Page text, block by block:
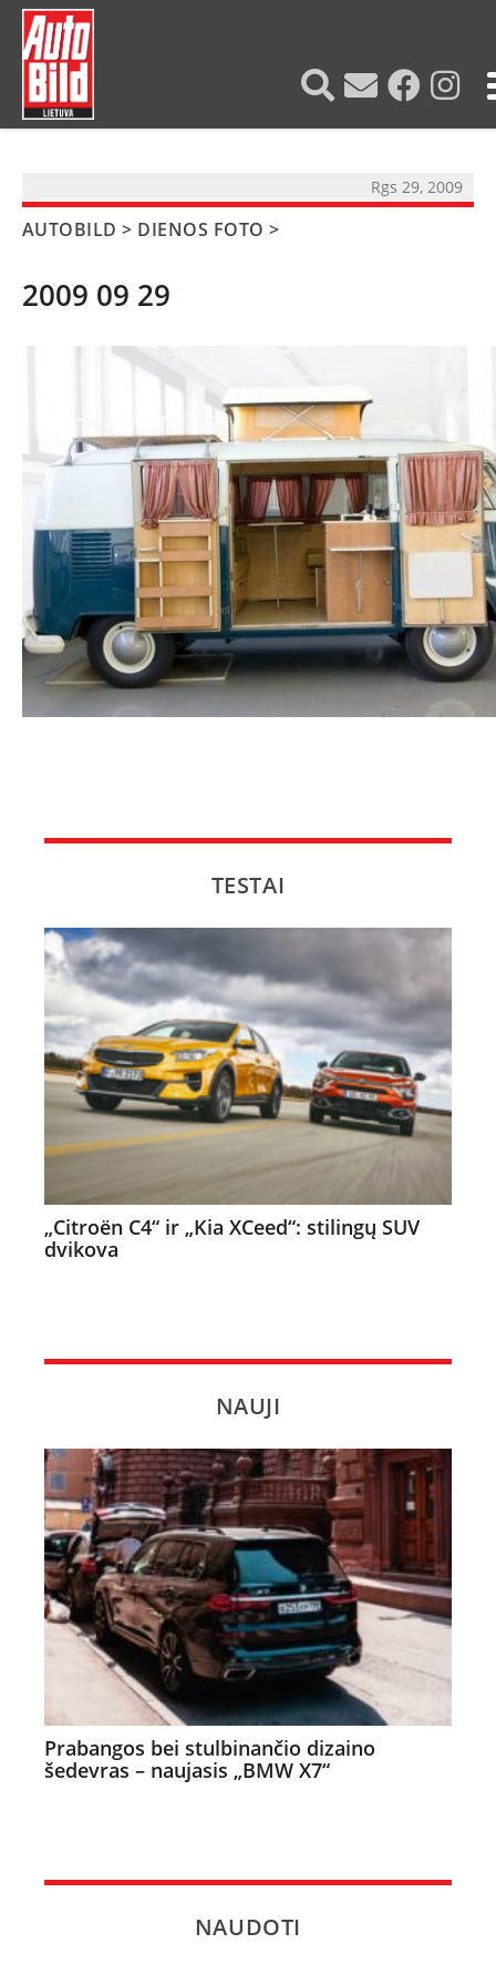
NAUJIENOS
TESTAI
NAUJI
NAUDOTI
REPORTAŽAI
SPORTAS
ĮVAIRENYBĖS
Rgs 29, 2009
AUTOBILD > DIENOS FOTO >
2009 09 29
TESTAI
„Citroën C4“ ir „Kia XCeed“: stilingų SUV
dvikova
NAUJI
Prabangos bei stulbinančio dizaino
šedevras – naujasis „BMW X7“
NAUDOTI